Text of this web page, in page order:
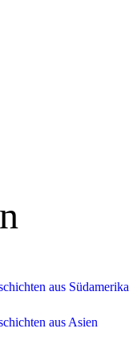
aus Südamerika
aus Asien